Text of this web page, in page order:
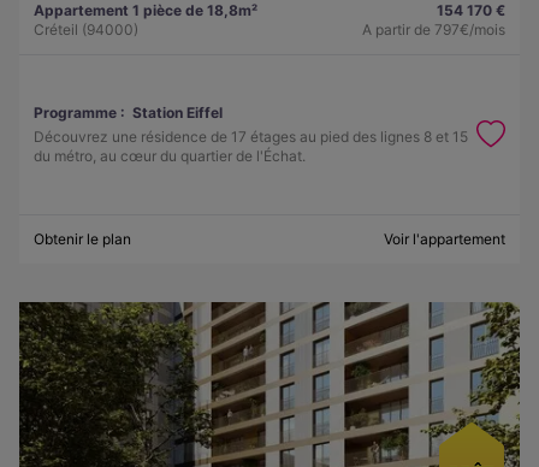
Appartement 1 pièce de 18,8m²
Créteil (94000)
154 170 €
A partir de 797€/mois
Programme : Station Eiffel
Découvrez une résidence de 17 étages au pied des lignes 8 et 15
du métro, au cœur du quartier de l'Échat.
Obtenir le plan Voir l'appartement